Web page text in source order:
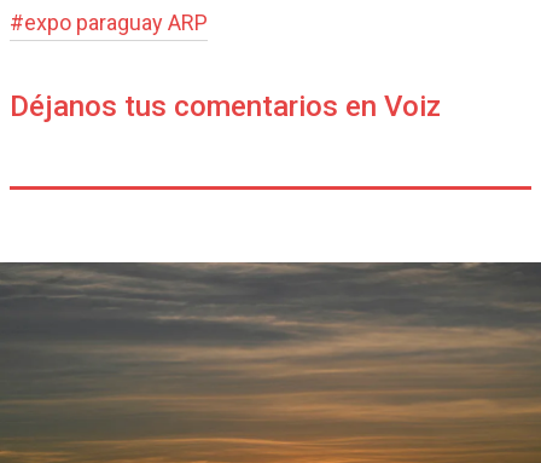
#expo paraguay ARP
Déjanos tus comentarios en Voiz